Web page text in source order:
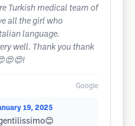
Turkish medical team of
all the girl who
language.
well. Thank you thank
Google
19, 2025